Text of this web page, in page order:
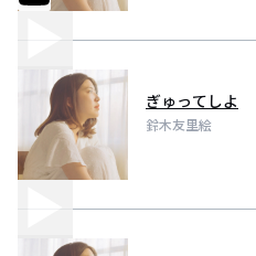
ぎゅってしよ
鈴木友里絵